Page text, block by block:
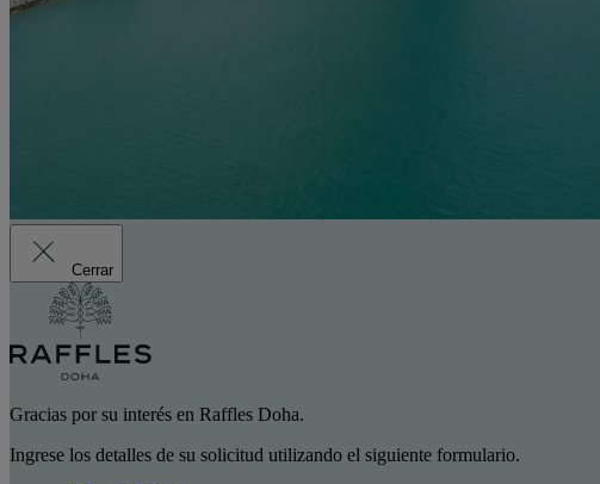
Cerrar
Gracias por su interés en Raffles Doha.
Ingrese los detalles de su solicitud utilizando el siguiente formulario.